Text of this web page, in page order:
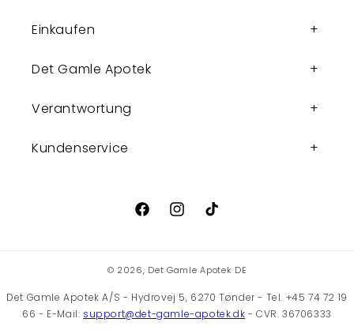
Einkaufen
Det Gamle Apotek
Verantwortung
Kundenservice
FacebookInstagram
TikTok
© 2026, Det Gamle Apotek DE
Det Gamle Apotek A/S - Hydrovej 5, 6270 Tønder - Tel. +45 74 72 19
66 - E-Mail: support@det-gamle-apotek.dk - CVR. 36706333